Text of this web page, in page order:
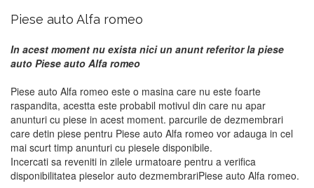
Piese auto Alfa romeo
In acest moment nu exista nici un anunt referitor la piese
auto Piese auto Alfa romeo
Piese auto Alfa romeo este o masina care nu este foarte
raspandita, acestta este probabil motivul din care nu apar
anunturi cu piese in acest moment. parcurile de dezmembrari
care detin piese pentru Piese auto Alfa romeo vor adauga in cel
mai scurt timp anunturi cu piesele disponibile.
Incercati sa reveniti in zilele urmatoare pentru a verifica
disponibilitatea pieselor auto dezmembrariPiese auto Alfa romeo.